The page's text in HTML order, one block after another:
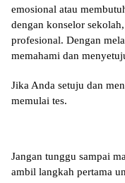
emosional atau
dengan konselor
profesional. Dengan
memahami dan
Jika Anda setuju dan
memulai tes.
Jangan tunggu sampai
ambil langkah pertama